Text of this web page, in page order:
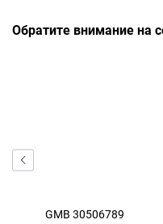
Обратите внимание на
GMB 30506789